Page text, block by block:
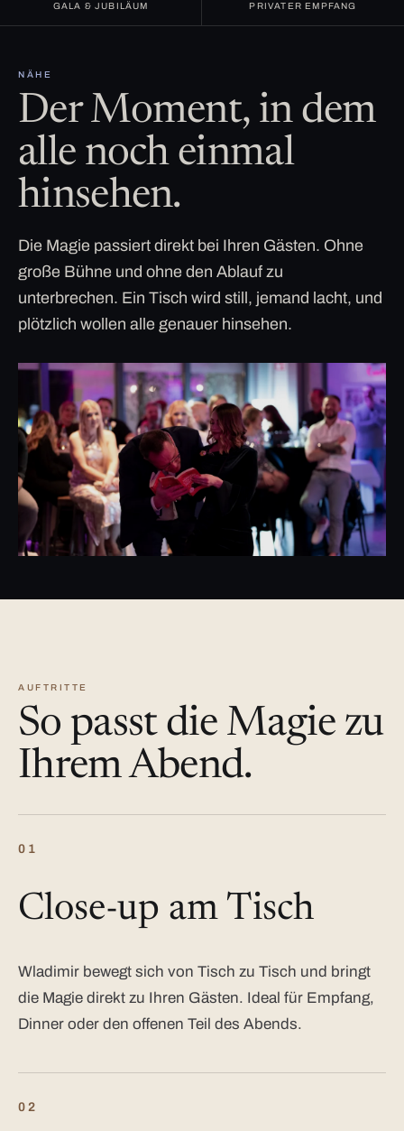
GALA & JUBILÄUM PRIVATER EMPFANG
NÄHE
Der Moment, in dem
alle noch einmal
hinsehen.
Die Magie passiert direkt bei Ihren Gästen. Ohne
große Bühne und ohne den Ablauf zu
unterbrechen. Ein Tisch wird still, jemand lacht, und
plötzlich wollen alle genauer hinsehen.
AUFTRITTE
So passt die Magie zu
Ihrem Abend.
01
Close-up am Tisch
Wladimir bewegt sich von Tisch zu Tisch und bringt
die Magie direkt zu Ihren Gästen. Ideal für Empfang,
Dinner oder den offenen Teil des Abends.
02